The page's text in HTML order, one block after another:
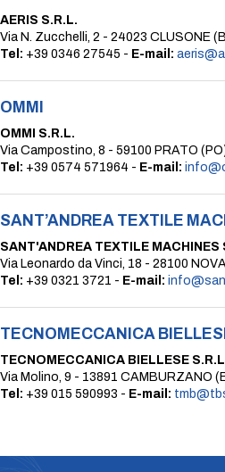
AERIS S.R.L.
Via N. Zucchelli, 2 - 24023 CLUSONE
Tel: +39 0346 27545 - E-mail:
OMMI
OMMI S.R.L.
Via Campostino, 8 - 59100 PRATO
Tel: +39 0574 571964 - E-mail:
SANT’ANDREA TEXTILE
SANT'ANDREA TEXTILE MACHINES
Via Leonardo da Vinci, 18 - 28100
Tel: +39 0321 3721 - E-mail:
TECNOMECCANICA
TECNOMECCANICA BIELLESE
Via Molino, 9 - 13891 CAMBURZANO
Tel: +39 015 590993 - E-mail: